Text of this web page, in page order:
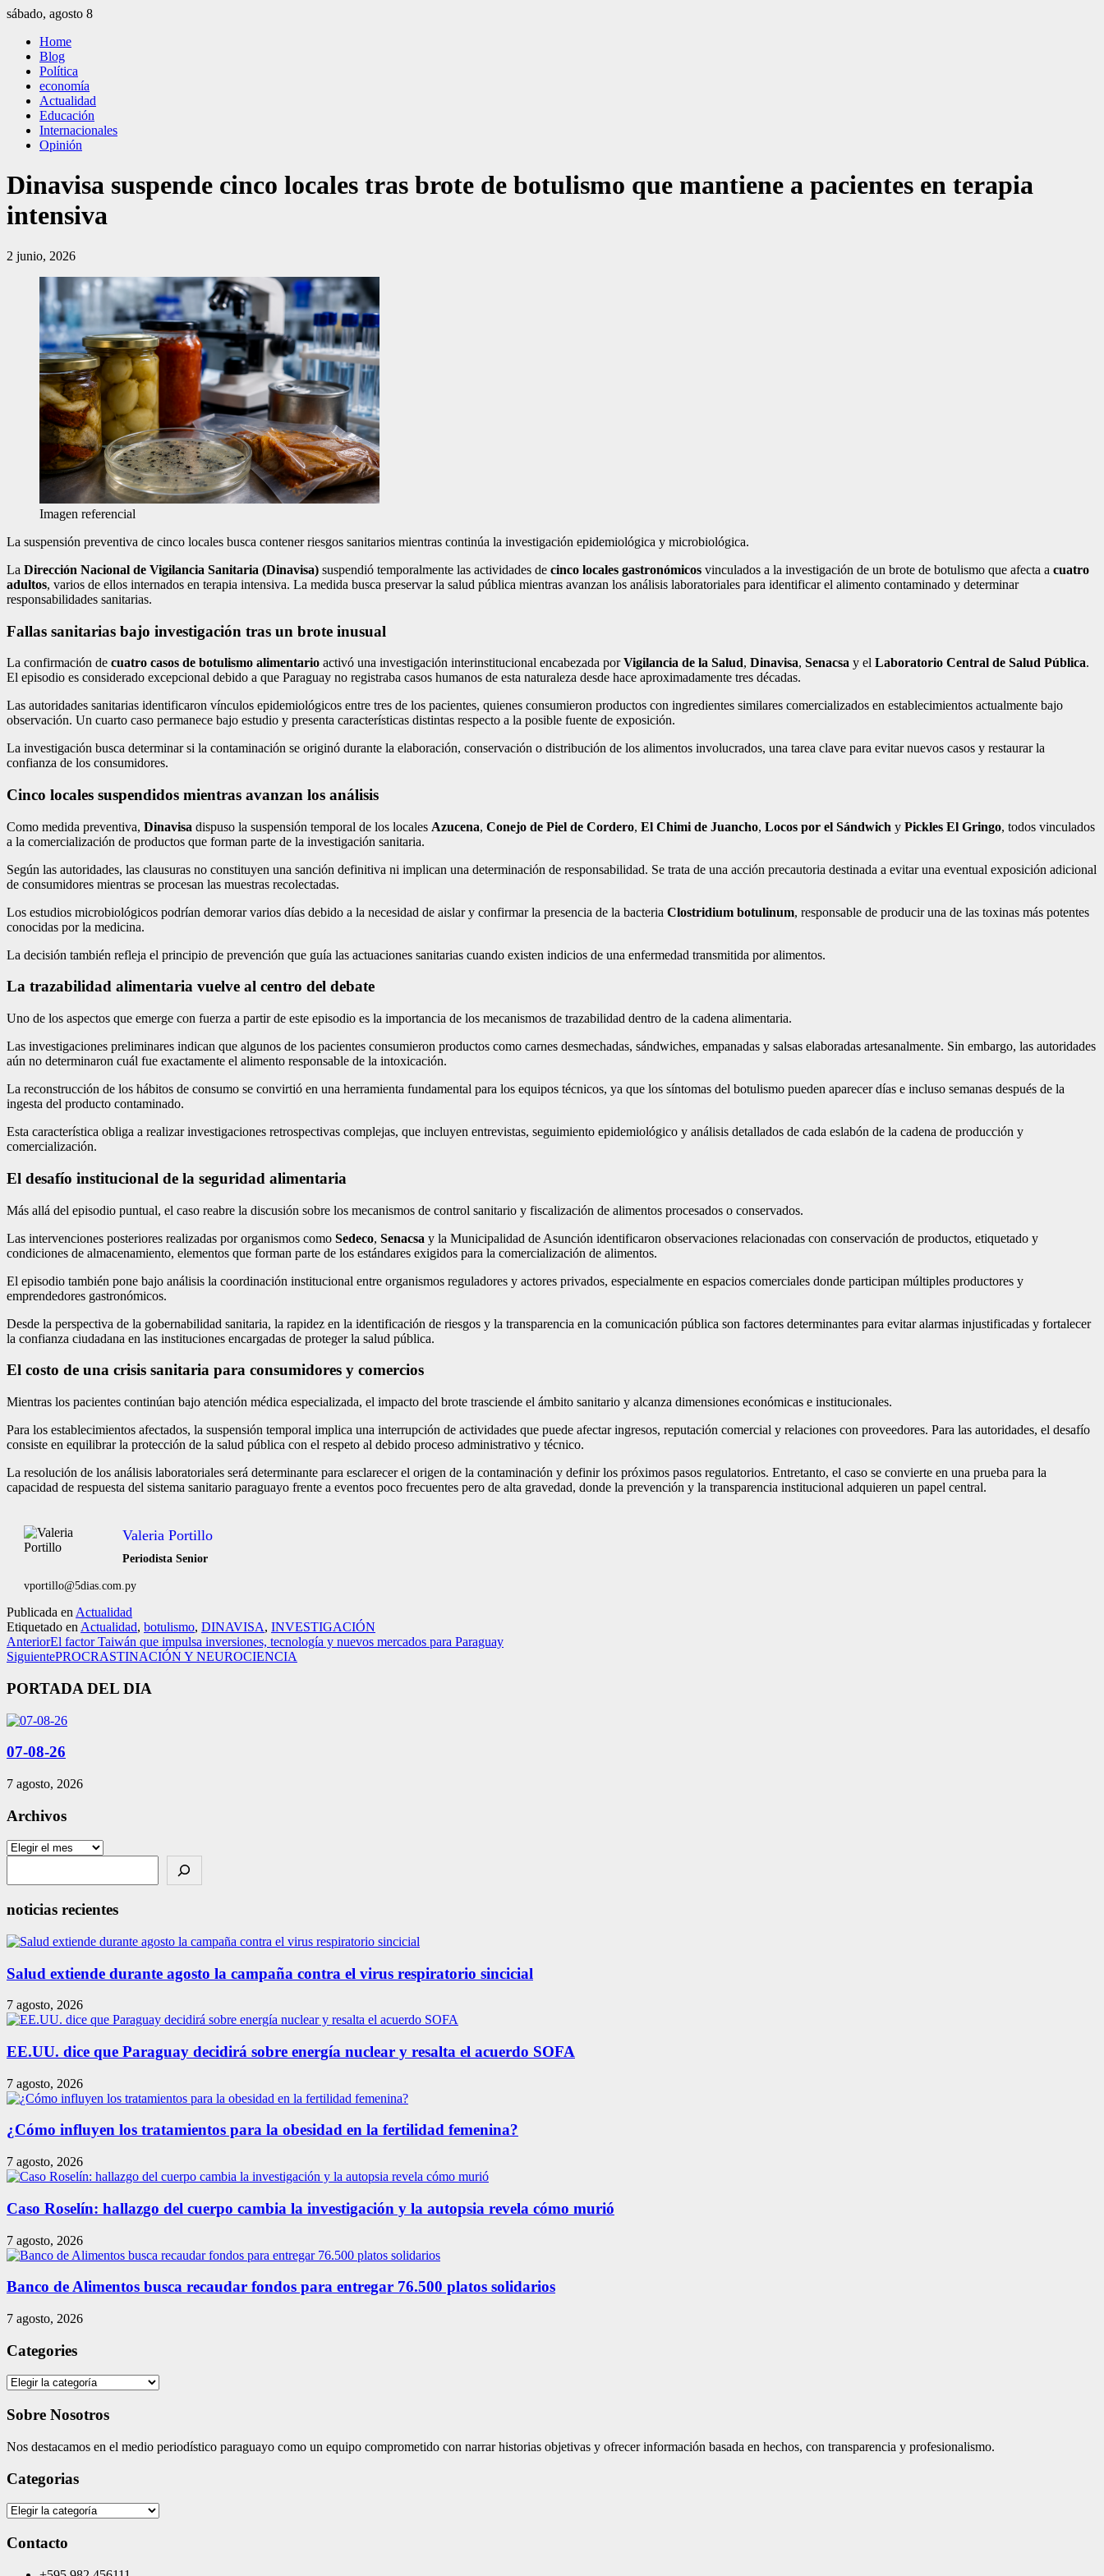
Saltar
contenido
sábado, agosto 8
El Independiente
El independiente Libre y Transparente
Home
Blog
Política
economía
Actualidad
Educación
Internacionales
Opinión
Dinavisa suspende cinco locales tras brote de botulismo que mantiene a pacientes en terapia
intensiva
2 junio, 2026
Imagen referencial
La suspensión preventiva de cinco locales busca contener riesgos sanitarios mientras continúa la investigación epidemiológica y microbiológica.
La Dirección Nacional de Vigilancia Sanitaria (Dinavisa) suspendió temporalmente las actividades de cinco locales gastronómicos vinculados a la investigación de un brote de botulismo que afecta a cuatro
adultos, varios de ellos internados en terapia intensiva. La medida busca preservar la salud pública mientras avanzan los análisis laboratoriales para identificar el alimento contaminado y determinar
responsabilidades sanitarias.
Fallas sanitarias bajo investigación tras un brote inusual
La confirmación de cuatro casos de botulismo alimentario activó una investigación interinstitucional encabezada porVigilancia de la Salud, Dinavisa, Senacsa y el Laboratorio Central de Salud Pública.
El episodio es considerado excepcional debido a que Paraguay no registraba casos humanos de esta naturaleza desde hace aproximadamente tres décadas.
Las autoridades sanitarias identificaron vínculos epidemiológicos entre tres de los pacientes, quienes consumieron productos con ingredientes similares comercializados en establecimientos actualmente bajo
observación. Un cuarto caso permanece bajo estudio y presenta características distintas respecto a la posible fuente de exposición.
La investigación busca determinar si la contaminación se originó durante la elaboración, conservación o distribución de los alimentos involucrados, una tarea clave para evitar nuevos casos y restaurar la
confianza de los consumidores.
Cinco locales suspendidos mientras avanzan los análisis
Como medida preventiva, Dinavisa dispuso la suspensión temporal de los locales Azucena, Conejo de Piel de Cordero, El Chimi de Juancho, Locos por el Sándwich y Pickles El Gringo, todos vinculados
a la comercialización de productos que forman parte de la investigación sanitaria.
Según las autoridades, las clausuras no constituyen una sanción definitiva ni implican una determinación de responsabilidad. Se trata de una acción precautoria destinada a evitar una eventual exposición adicional
de consumidores mientras se procesan las muestras recolectadas.
Los estudios microbiológicos podrían demorar varios días debido a la necesidad de aislar y confirmar la presencia de la bacteria Clostridium botulinum, responsable de producir una de las toxinas más potentes
conocidas por la medicina.
La decisión también refleja el principio de prevención que guía las actuaciones sanitarias cuando existen indicios de una enfermedad transmitida por alimentos.
La trazabilidad alimentaria vuelve al centro del debate
Uno de los aspectos que emerge con fuerza a partir de este episodio es la importancia de los mecanismos de trazabilidad dentro de la cadena alimentaria.
Las investigaciones preliminares indican que algunos de los pacientes consumieron productos como carnes desmechadas, sándwiches, empanadas y salsas elaboradas artesanalmente. Sin embargo, las autoridades
aún no determinaron cuál fue exactamente el alimento responsable de la intoxicación.
La reconstrucción de los hábitos de consumo se convirtió en una herramienta fundamental para los equipos técnicos, ya que los síntomas del botulismo pueden aparecer días e incluso semanas después de la
ingesta del producto contaminado.
Esta característica obliga a realizar investigaciones retrospectivas complejas, que incluyen entrevistas, seguimiento epidemiológico y análisis detallados de cada eslabón de la cadena de producción y
comercialización.
El desafío institucional de la seguridad alimentaria
Más allá del episodio puntual, el caso reabre la discusión sobre los mecanismos de control sanitario y fiscalización de alimentos procesados o conservados.
Las intervenciones posteriores realizadas por organismos como Sedeco, Senacsa y la Municipalidad de Asunción identificaron observaciones relacionadas con conservación de productos, etiquetado y
condiciones de almacenamiento, elementos que forman parte de los estándares exigidos para la comercialización de alimentos.
El episodio también pone bajo análisis la coordinación institucional entre organismos reguladores y actores privados, especialmente en espacios comerciales donde participan múltiples productores y
emprendedores gastronómicos.
Desde la perspectiva de la gobernabilidad sanitaria, la rapidez en la identificación de riesgos y la transparencia en la comunicación pública son factores determinantes para evitar alarmas injustificadas y fortalecer
la confianza ciudadana en las instituciones encargadas de proteger la salud pública.
El costo de una crisis sanitaria para consumidores y comercios
Mientras los pacientes continúan bajo atención médica especializada, el impacto del brote trasciende el ámbito sanitario y alcanza dimensiones económicas e institucionales.
Para los establecimientos afectados, la suspensión temporal implica una interrupción de actividades que puede afectar ingresos, reputación comercial y relaciones con proveedores. Para las autoridades, el desafío
consiste en equilibrar la protección de la salud pública con el respeto al debido proceso administrativo y técnico.
La resolución de los análisis laboratoriales será determinante para esclarecer el origen de la contaminación y definir los próximos pasos regulatorios. Entretanto, el caso se convierte en una prueba para la
capacidad de respuesta del sistema sanitario paraguayo frente a eventos poco frecuentes pero de alta gravedad, donde la prevención y la transparencia institucional adquieren un papel central.
Valeria Portillo
Periodista Senior
vportillo@5dias.com.py
Publicada en Actualidad
Etiquetado en Actualidad, botulismo, DINAVISA, INVESTIGACIÓN
AnteriorEl factor Taiwán que impulsa inversiones, tecnología y nuevos mercados para Paraguay
SiguientePROCRASTINACIÓN Y NEUROCIENCIA
PORTADA DEL DIA
07-08-26
7 agosto, 2026
Archivos
Archivos
noticias recientes
Salud extiende durante agosto la campaña contra el virus respiratorio sincicial
7 agosto, 2026
EE.UU. dice que Paraguay decidirá sobre energía nuclear y resalta el acuerdo SOFA
7 agosto, 2026
¿Cómo influyen los tratamientos para la obesidad en la fertilidad femenina?
7 agosto, 2026
Caso Roselín: hallazgo del cuerpo cambia la investigación y la autopsia revela cómo murió
7 agosto, 2026
Banco de Alimentos busca recaudar fondos para entregar 76.500 platos solidarios
7 agosto, 2026
Categories
Categories
Sobre Nosotros
Nos destacamos en el medio periodístico paraguayo como un equipo comprometido con narrar historias objetivas y ofrecer información basada en hechos, con transparencia y profesionalismo.
Categorias
Categorias
Contacto